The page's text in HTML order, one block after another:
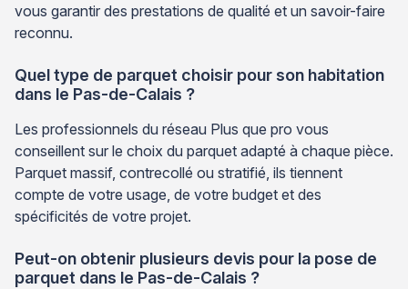
vous garantir des prestations de qualité et un savoir-faire
reconnu.
Quel type de parquet choisir pour son habitation
dans le Pas-de-Calais ?
Les professionnels du réseau Plus que pro vous
conseillent sur le choix du parquet adapté à chaque pièce.
Parquet massif, contrecollé ou stratifié, ils tiennent
compte de votre usage, de votre budget et des
spécificités de votre projet.
Peut-on obtenir plusieurs devis pour la pose de
parquet dans le Pas-de-Calais ?